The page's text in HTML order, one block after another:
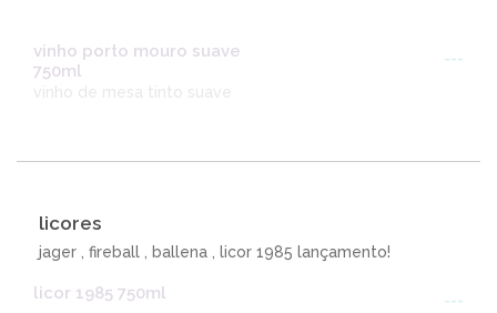
vinho porto mouro suave
750ml
---
licores
jager , fireball , ballena , licor 1985 lançamento!
licor 1985 750ml
---